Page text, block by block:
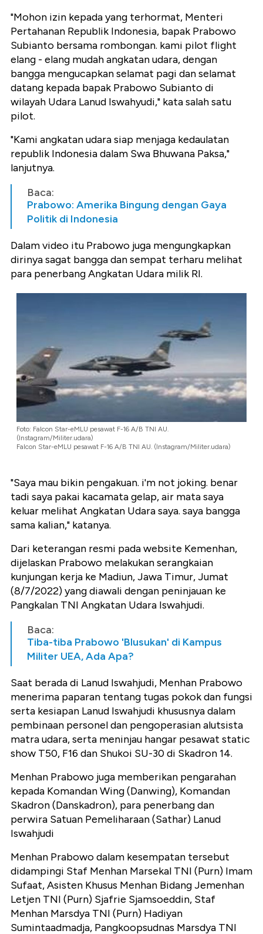
"Mohon izin kepada yang terhormat, Menteri
Pertahanan Republik Indonesia, bapak Prabowo
Subianto bersama rombongan. kami pilot flight
elang - elang mudah angkatan udara, dengan
bangga mengucapkan selamat pagi dan selamat
datang kepada bapak Prabowo Subianto di
wilayah Udara Lanud Iswahyudi," kata salah satu
pilot.
"Kami angkatan udara siap menjaga kedaulatan
republik Indonesia dalam Swa Bhuwana Paksa,"
lanjutnya.
Baca:
Prabowo: Amerika Bingung dengan Gaya
Politik di Indonesia
Dalam video itu Prabowo juga mengungkapkan
dirinya sagat bangga dan sempat terharu melihat
para penerbang Angkatan Udara milik RI.
Foto: Falcon Star-eMLU pesawat F-16 A/B TNI AU.
(Instagram/Militer.udara)
Falcon Star-eMLU pesawat F-16 A/B TNI AU. (Instagram/Militer.udara)
"Saya mau bikin pengakuan. i'm not joking. benar
tadi saya pakai kacamata gelap, air mata saya
keluar melihat Angkatan Udara saya. saya bangga
sama kalian," katanya.
Dari keterangan resmi pada website Kemenhan,
dijelaskan Prabowo melakukan serangkaian
kunjungan kerja ke Madiun, Jawa Timur, Jumat
(8/7/2022) yang diawali dengan peninjauan ke
Pangkalan TNI Angkatan Udara Iswahjudi.
Baca:
Tiba-tiba Prabowo 'Blusukan' di Kampus
Militer UEA, Ada Apa?
Saat berada di Lanud Iswahjudi, Menhan Prabowo
menerima paparan tentang tugas pokok dan fungsi
serta kesiapan Lanud Iswahjudi khususnya dalam
pembinaan personel dan pengoperasian alutsista
matra udara, serta meninjau hangar pesawat static
show T50, F16 dan Shukoi SU-30 di Skadron 14.
Menhan Prabowo juga memberikan pengarahan
kepada Komandan Wing (Danwing), Komandan
Skadron (Danskadron), para penerbang dan
perwira Satuan Pemeliharaan (Sathar) Lanud
Iswahjudi
Menhan Prabowo dalam kesempatan tersebut
didampingi Staf Menhan Marsekal TNI (Purn) Imam
Sufaat, Asisten Khusus Menhan Bidang Jemenhan
Letjen TNI (Purn) Sjafrie Sjamsoeddin, Staf
Menhan Marsdya TNI (Purn) Hadiyan
Sumintaadmadja, Pangkoopsudnas Marsdya TNI